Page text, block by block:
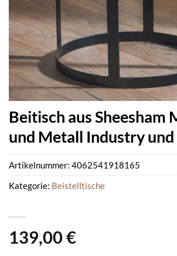
Beitisch aus Sheesham
und Metall Industry
139,00 €
Artikelnummer: 4062541918165
Kategorie: Beistelltische